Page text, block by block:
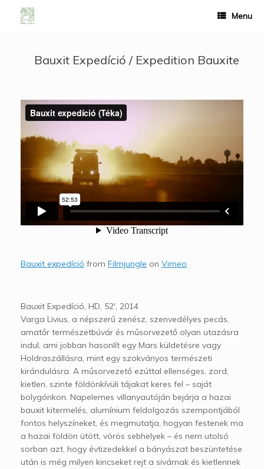
Menu
Bauxit Expedíció / Expedition Bauxite
Bauxit expedíció from Filmjungle on Vimeo.
Bauxit Expedíció, HD, 52′, 2014
Varga Livius, a népszerű zenész, szenvedélyes pecás,
amatőr természetbúvár és műsorvezető olyan utazásra
indul, ami jobban hasonlít egy Mars küldetésre vagy
Holdraszállásra, mint egy szokványos természeti
kirándulásra. A műsorvezető ezúttal ellenséges, zord,
kietlen, szinte földönkívüli tájakat keres fel – saját
bolygónkon. Napelemes villanyautóján bejárja a hazai
bauxit kitermelés, alumínium feldolgozás szempontjából
fontos helyszíneket, és megmutatja, hogyan festenek ma
a hazai földön ütött, vörös sebhelyek – és nem utolsó
sorban azt, hogy évtizedekkel a bányászat beszüntetése
után is még milyen kincseket rejt a sivárnak és kietlennek